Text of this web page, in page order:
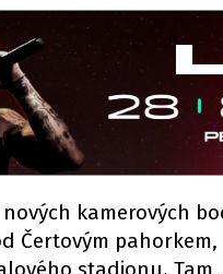
kamerových
Čertovým pahorkem,